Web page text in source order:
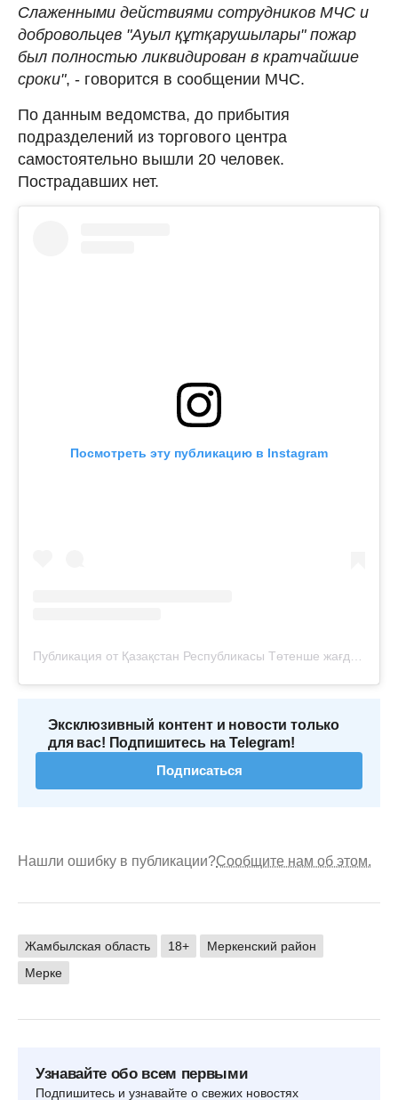
Слаженными действиями сотрудников МЧС и
добровольцев "Ауыл құтқарушылары" пожар
был полностью ликвидирован в кратчайшие
сроки", - говорится в сообщении МЧС.
По данным ведомства, до прибытия
подразделений из торгового центра
самостоятельно вышли 20 человек.
Пострадавших нет.
Посмотреть эту публикацию в Instagram
Эксклюзивный контент и новости только
для вас! Подпишитесь на Telegram!
Подписаться
Нашли ошибку в публикации?Сообщите нам об этом.
Жамбылская область 18+
Меркенский район
Мерке
Узнавайте обо всем первыми
Подпишитесь и узнавайте о свежих новостях